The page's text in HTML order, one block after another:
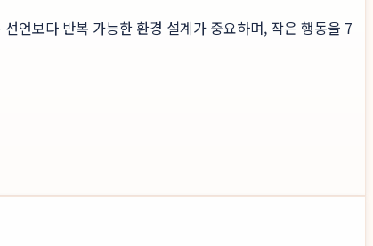
언보다 반복 가능한 환경 설계가 중요하며, 작은 행동을 7